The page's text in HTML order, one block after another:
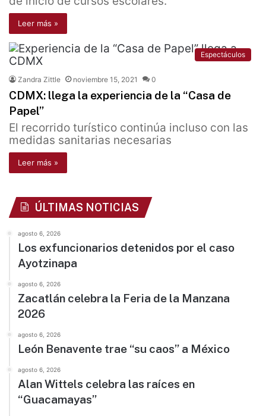
Leer más »
Espectáculos
Zandra Zittle noviembre 15, 2021 0
CDMX: llega la experiencia de la “Casa de
Papel”
El recorrido turístico continúa incluso con las
medidas sanitarias necesarias
Leer más »
ÚLTIMAS NOTICIAS
agosto 6, 2026
Los exfuncionarios detenidos por el caso
Ayotzinapa
agosto 6, 2026
Zacatlán celebra la Feria de la Manzana
2026
agosto 6, 2026
León Benavente trae “su caos” a México
agosto 6, 2026
Alan Wittels celebra las raíces en
“Guacamayas”